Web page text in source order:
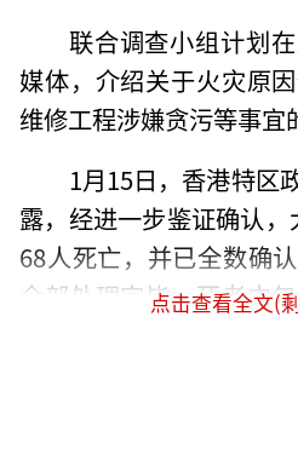
联合调查小组计划
媒体，介绍关于火灾原
维修工程涉嫌贪污等事宜
1月15日，香港特区
露，经进一步鉴证确认
68人死亡，并已全数确
全部处理完毕。死者中
点击查看全文(